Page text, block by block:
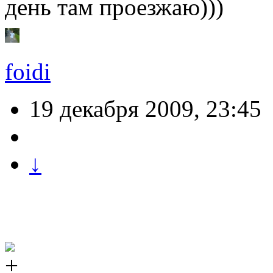
день там проезжаю)))
foidi
19 декабря 2009, 23:45
↓